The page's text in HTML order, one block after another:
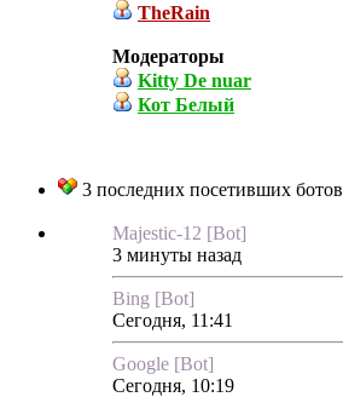
TheRain
Модераторы
Kitty De nuar
Кот Белый
3 последних посетивших ботов
Majestic-12 [Bot]
3 минуты назад
Bing [Bot]
Сегодня, 11:41
Google [Bot]
Сегодня, 10:19